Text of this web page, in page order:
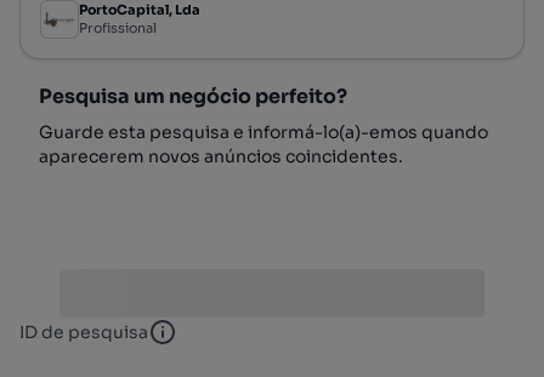
PortoCapital, Lda
Profissional
Pesquisa um negócio perfeito?
Guarde esta pesquisa e informá-lo(a)-emos quando
aparecerem novos anúncios coincidentes.
ID de pesquisa ID de pesquisa